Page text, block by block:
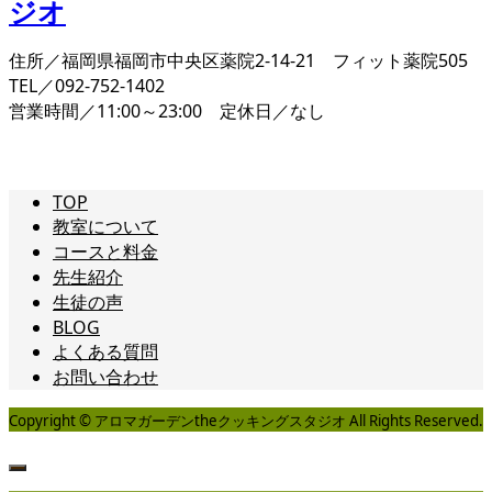
住所／福岡県福岡市中央区薬院2-14-21 フィット薬院505
TEL／092-752-1402
営業時間／11:00～23:00 定休日／なし
TOP
教室について
コースと料金
先生紹介
生徒の声
BLOG
よくある質問
お問い合わせ
Copyright © アロマガーデンtheクッキングスタジオ All Rights Reserved.